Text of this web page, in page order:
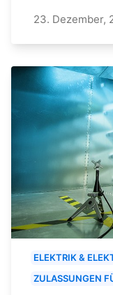
23. Dezember,
ELEKTRIK &
ZULASSUNGEN